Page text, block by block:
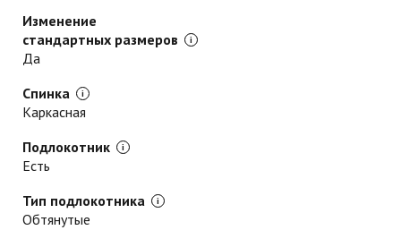
Изменение
стандартных размеров
Да
Спинка
Каркасная
Подлокотник
Есть
Тип подлокотника
Обтянутые